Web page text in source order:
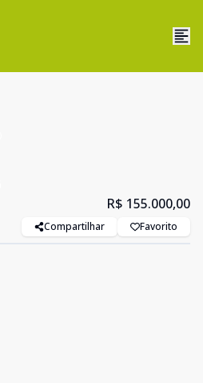
R$ 155.000,00
Compartilhar Favorito